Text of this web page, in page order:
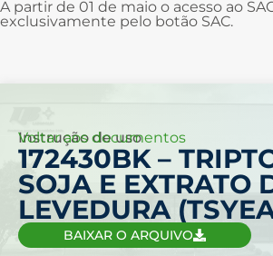
A partir de 01 de maio o acesso ao
exclusivamente pelo botão SAC.
Voltar aos documentos
Instrução de uso
172430BK –
SOJA E EXTRATO
LEVEDURA
BAIXAR O ARQUIVO